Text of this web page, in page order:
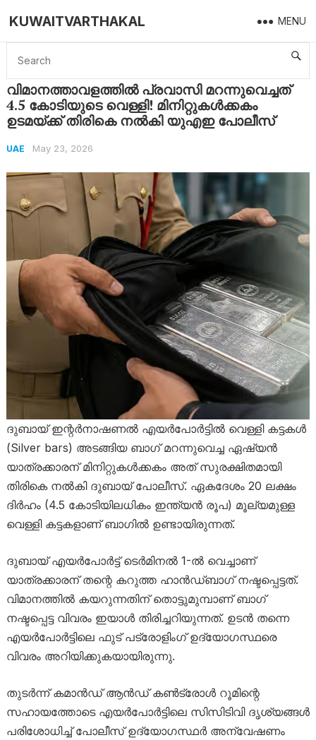
KUWAITVARTHAKAL MENU
Home UAE
വിമാനത്താവളത്തിൽ പ്രവാസി മറന്നുവെച്ചത്
4.5 കോടിയുടെ വെള്ളി! മിനിറ്റുകൾക്കകം
ഉടമയ്ക്ക് തിരികെ നൽകി യുഎഇ പോലീസ്
UAE May 23, 2026
ദുബായ് ഇന്റർനാഷണൽ എയർപോർട്ടിൽ വെള്ളി കട്ടകൾ
(Silver bars) അടങ്ങിയ ബാഗ് മറന്നുവെച്ച ഏഷ്യൻ
യാത്രക്കാരന് മിനിറ്റുകൾക്കകം അത് സുരക്ഷിതമായി
തിരികെ നൽകി ദുബായ് പോലീസ്. ഏകദേശം 20 ലക്ഷം
ദിർഹം (4.5 കോടിയിലധികം ഇന്ത്യൻ രൂപ) മൂല്യമുള്ള
വെള്ളി കട്ടകളാണ് ബാഗിൽ ഉണ്ടായിരുന്നത്.
ദുബായ് എയർപോർട്ട് ടെർമിനൽ 1-ൽ വെച്ചാണ്
യാത്രക്കാരന് തന്റെ കറുത്ത ഹാൻഡ്‌ബാഗ് നഷ്ടപ്പെട്ടത്.
വിമാനത്തിൽ കയറുന്നതിന് തൊട്ടുമുമ്പാണ് ബാഗ്
നഷ്ടപ്പെട്ട വിവരം ഇയാൾ തിരിച്ചറിയുന്നത്. ഉടൻ തന്നെ
എയർപോർട്ടിലെ ഫുട് പട്രോളിംഗ് ഉദ്യോഗസ്ഥരെ
വിവരം അറിയിക്കുകയായിരുന്നു.
തുടർന്ന് കമാൻഡ് ആൻഡ് കൺട്രോൾ റൂമിന്റെ
സഹായത്തോടെ എയർപോർട്ടിലെ സിസിടിവി ദൃശ്യങ്ങൾ
പരിശോധിച്ച് പോലീസ് ഉദ്യോഗസ്ഥർ അന്വേഷണം